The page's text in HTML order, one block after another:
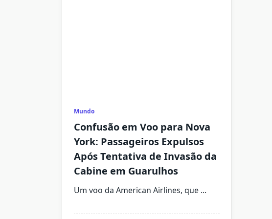
Mundo
Confusão em Voo para Nova
York: Passageiros Expulsos
Após Tentativa de Invasão da
Cabine em Guarulhos
Um voo da American Airlines, que ...